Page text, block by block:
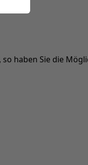
haben Sie die